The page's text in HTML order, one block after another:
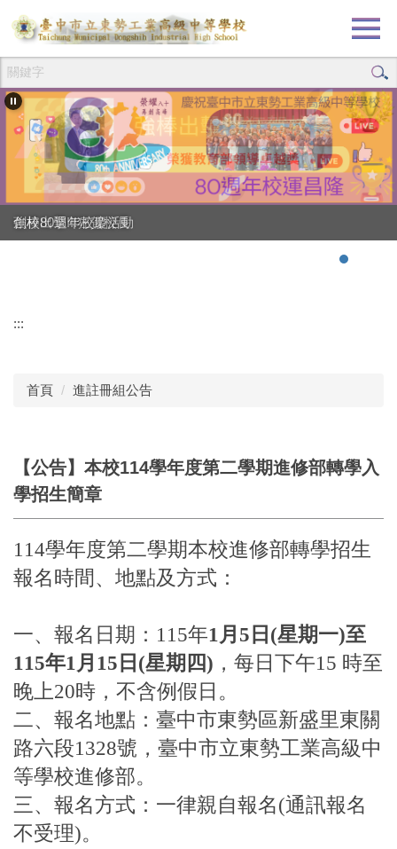
跳
到
要
內
容
區
創校80週年校慶活動
強棒出擊!!!狂賀校長
:::
首頁 進註冊組公告
【公告】本校114學年度第二學期進修部轉學入
學招生簡章
114學年度第二學期本校進修部轉學招生
報名時間、地點及方式：
一、報名日期：115年1月5日(星期一)至
115年1月15日(星期四) ，每日下午15 時至
晚上20時，不含例假日。
二、報名地點：臺中市東勢區新盛里東關
路六段1328號，臺中市立東勢工業高級中
等學校進修部。
三、報名方式：一律親自報名(通訊報名
不受理)。